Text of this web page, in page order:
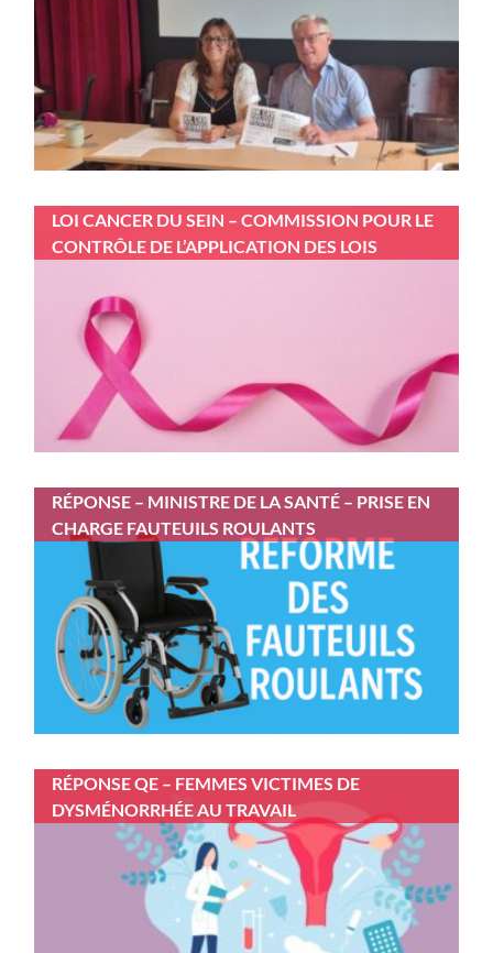
LOI CANCER DU SEIN – COMMISSION POUR LE
CONTRÔLE DE L’APPLICATION DES LOIS
RÉPONSE – MINISTRE DE LA SANTÉ – PRISE EN
CHARGE FAUTEUILS ROULANTS
RÉPONSE QE – FEMMES VICTIMES DE
DYSMÉNORRHÉE AU TRAVAIL